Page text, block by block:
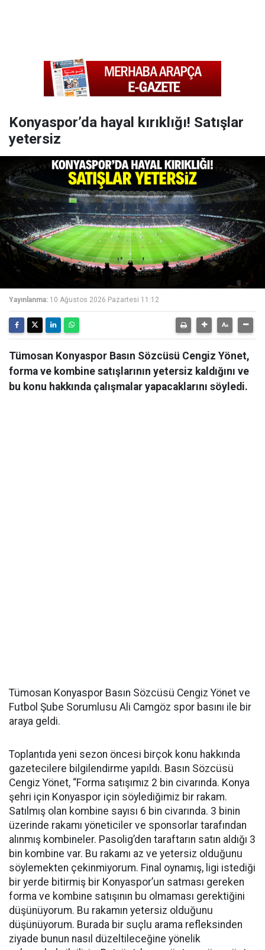
Konyaspor’da hayal kırıklığı! Satışlar
yetersiz
Yayınlanma: 10 Ağustos 2026 Pazartesi 11:12
Tümosan Konyaspor Basın Sözcüsü Cengiz Yönet,
forma ve kombine satışlarının yetersiz kaldığını ve
bu konu hakkında çalışmalar yapacaklarını söyledi.
Tümosan Konyaspor Basın Sözcüsü Cengiz Yönet ve
Futbol Şube Sorumlusu Ali Camgöz spor basını ile bir
araya geldi.
Toplantıda yeni sezon öncesi birçok konu hakkında
gazetecilere bilgilendirme yapıldı. Basın Sözcüsü
Cengiz Yönet, “Forma satışımız 2 bin civarında. Konya
şehri için Konyaspor için söylediğimiz bir rakam.
Satılmış olan kombine sayısı 6 bin civarında. 3 binin
üzerinde rakamı yöneticiler ve sponsorlar tarafından
alınmış kombineler. Pasolig’den taraftarın satın aldığı 3
bin kombine var. Bu rakamı az ve yetersiz olduğunu
söylemekten çekinmiyorum. Final oynamış, ligi istediği
bir yerde bitirmiş bir Konyaspor’un satması gereken
forma ve kombine satışının bu olmaması gerektiğini
düşünüyorum. Bu rakamın yetersiz olduğunu
düşünüyorum. Burada bir suçlu arama refleksinden
ziyade bunun nasıl düzeltileceğine yönelik